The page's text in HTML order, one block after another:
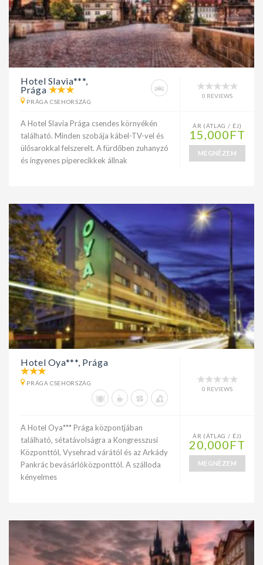
Hotel Slavia***,
Prága
PRÁGA CSEHORSZÁG
0 REVIEWS
A Hotel Slavia Prága csendes környékén
található. Minden szobája kábel-TV-vel és
ülősarokkal felszerelt. A fürdőben zuhanyzó
és ingyenes piperecikkek állnak
ÁR (ÁTLAG / ÉJ)
15,000FT
MEGNÉZEM
Hotel Oya***, Prága
PRÁGA CSEHORSZÁG
0 REVIEWS
A Hotel Oya*** Prága központjában
található, sétatávolságra a Kongresszusi
Központtól, Vysehrad várától és az Arkády
Pankrác bevásárlóközponttól. A szálloda
kényelmes
ÁR (ÁTLAG / ÉJ)
20,000FT
MEGNÉZEM